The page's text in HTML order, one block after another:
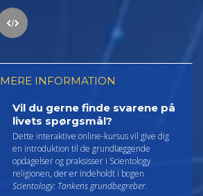
MERE INFORMATION
Vil du gerne finde svarene på
livets spørgsmål?
Dette interaktive online-kursus vil give dig
en introduktion til de grundlæggende
opdagelser og praksisser i Scientology
religionen, der er indeholdt i bogen
Scientology: Tankens grundbegreber.